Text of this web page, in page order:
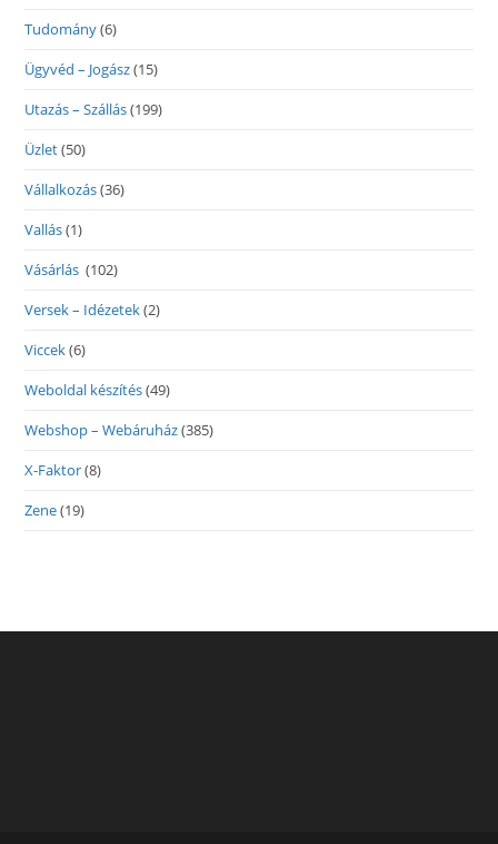
Tudomány(6)
Ügyvéd – Jogász(15)
Utazás – Szállás(199)
Üzlet(50)
Vállalkozás(36)
Vallás(1)
Vásárlás (102)
Versek – Idézetek(2)
Viccek(6)
Weboldal készítés(49)
Webshop – Webáruház(385)
X-Faktor(8)
Zene(19)